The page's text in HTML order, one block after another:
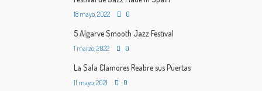
18 mayo, 2022 0
5 Algarve Smooth Jazz Festival
1 marzo, 2022 0
La Sala Clamores Reabre sus Puertas
11 mayo, 2021 0